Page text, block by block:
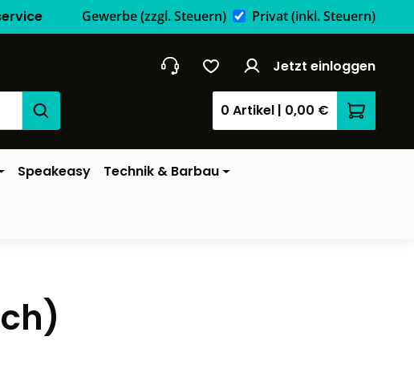
Gewerbe(zzgl. Steuern) Privat(inkl. Steuern)
Jetzt einloggen
0 Artikel | 0,00 €
Speakeasy Technik & Barbau